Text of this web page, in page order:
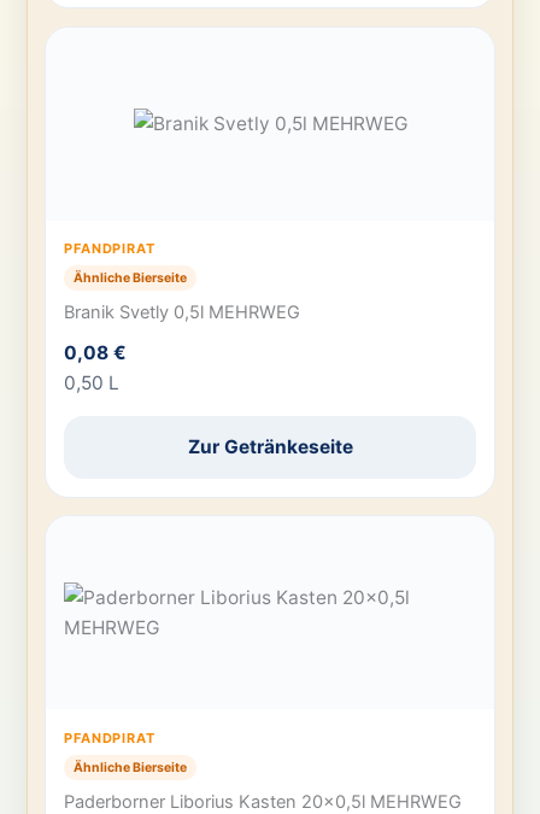
PFANDPIRAT
Ähnliche Bierseite
Branik Svetly 0,5l MEHRWEG
0,08 €
0,50 L
Zur Getränkeseite
PFANDPIRAT
Ähnliche Bierseite
Paderborner Liborius Kasten 20×0,5l MEHRWEG